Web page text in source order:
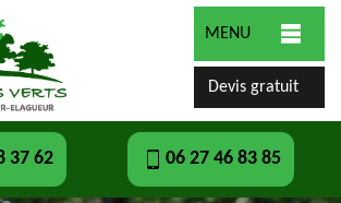
MENU
Devis gratuit
37 62 06 27 46 83 85